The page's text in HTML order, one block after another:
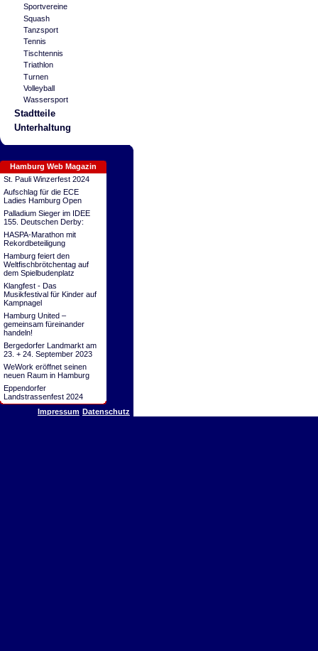
Sportvereine
Squash
Tanzsport
Tennis
Tischtennis
Triathlon
Turnen
Volleyball
Wassersport
Stadtteile
Unterhaltung
Hamburg Web Magazin
St. Pauli Winzerfest 2024
Aufschlag für die ECE
Ladies Hamburg Open
Palladium Sieger im IDEE
155. Deutschen Derby:
HASPA-Marathon mit
Rekordbeteiligung
Hamburg feiert den
Weltfischbrötchentag auf
dem Spielbudenplatz
Klangfest - Das
Musikfestival für Kinder auf
Kampnagel
Hamburg United –
gemeinsam füreinander
handeln!
Bergedorfer Landmarkt am
23. + 24. September 2023
WeWork eröffnet seinen
neuen Raum in Hamburg
Eppendorfer
Landstrassenfest 2024
Impressum Datenschutz